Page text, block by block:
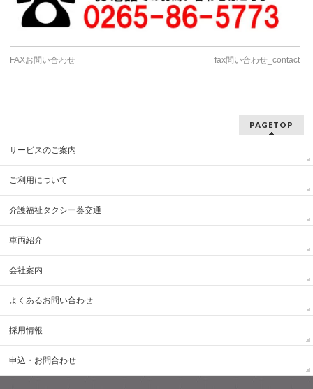
FAXお問い合わせ fax問い合わせ_contact
PAGETOP
サービスのご案内
ご利用について
介護福祉タクシー葵交通
車両紹介
会社案内
よくあるお問い合わせ
採用情報
申込・お問合わせ